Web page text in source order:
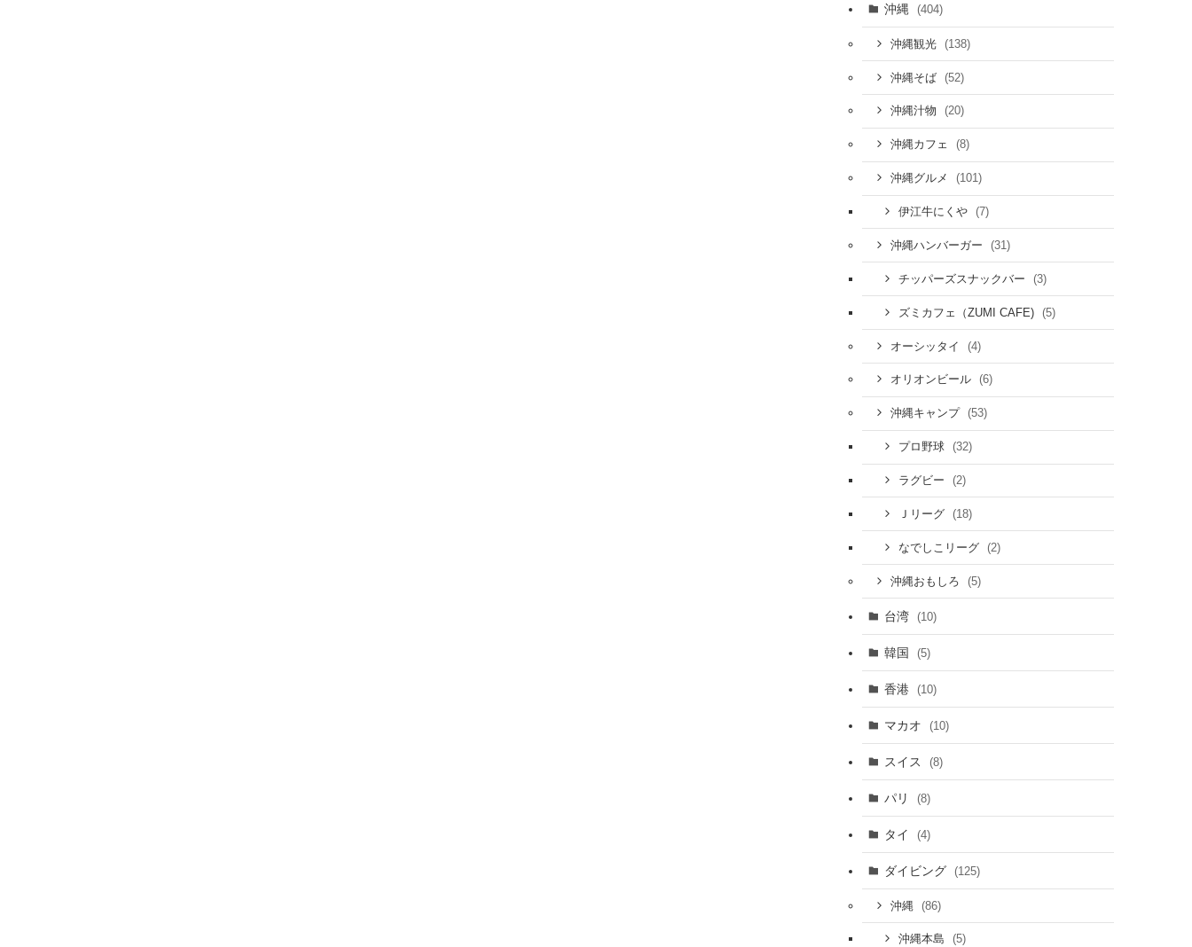
沖縄 (404)
沖縄観光 (138)
沖縄そば (52)
沖縄汁物 (20)
沖縄カフェ (8)
沖縄グルメ (101)
伊江牛にくや (7)
沖縄ハンバーガー (31)
チッパーズスナックバー (3)
ズミカフェ（ZUMI CAFE) (5)
オーシッタイ (4)
オリオンビール (6)
沖縄キャンプ (53)
プロ野球 (32)
ラグビー (2)
Ｊリーグ (18)
なでしこリーグ (2)
沖縄おもしろ (5)
台湾 (10)
韓国 (5)
香港 (10)
マカオ (10)
スイス (8)
パリ (8)
タイ (4)
ダイビング (125)
沖縄 (86)
沖縄本島 (5)